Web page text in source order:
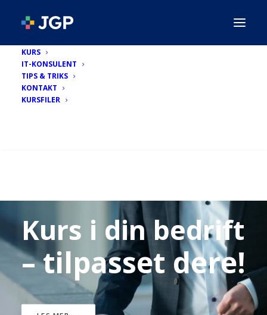
KURS
IT-KONSULENT
TIPS & TRIKS
KONTAKT
KURSFILER
Kurs i din bedrift
– tilpasset dere!